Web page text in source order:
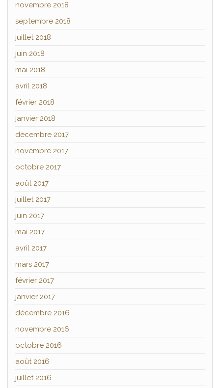
novembre 2018
septembre 2018
juillet 2018
juin 2018
mai 2018
avril 2018
février 2018
janvier 2018
décembre 2017
novembre 2017
octobre 2017
août 2017
juillet 2017
juin 2017
mai 2017
avril 2017
mars 2017
février 2017
janvier 2017
décembre 2016
novembre 2016
octobre 2016
août 2016
juillet 2016